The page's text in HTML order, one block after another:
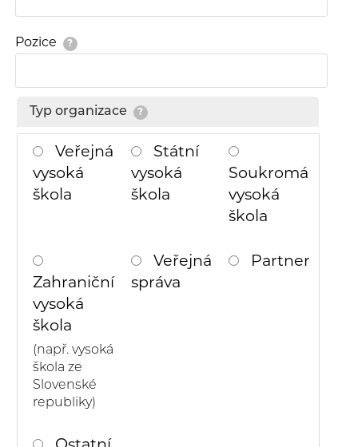
Pozice ?
Typ organizace ?
Veřejná
vysoká
škola
Státní
vysoká
škola
Soukromá
vysoká
škola
Zahraniční
vysoká
škola
(např. vysoká
škola ze
Slovenské
republiky)
Veřejná
správa
Partner